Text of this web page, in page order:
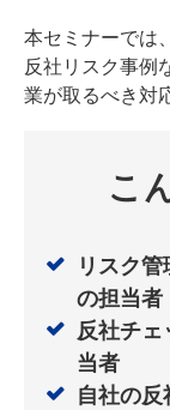
本セミナーでは
反社リスク事例
業が取るべき対
こ
リスク
の担当者
反社チ
当者
自社の